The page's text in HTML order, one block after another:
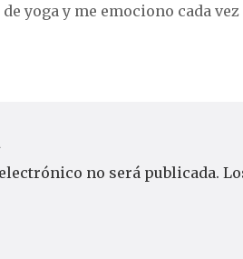
yoga y me emociono cada
no será publicada.